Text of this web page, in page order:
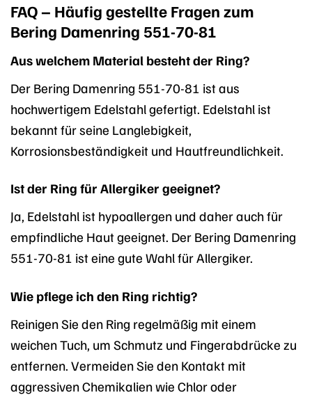
FAQ – Häufig gestellte Fragen zum
Bering Damenring 551-70-81
Aus welchem Material besteht der Ring?
Der Bering Damenring 551-70-81 ist aus
hochwertigem Edelstahl gefertigt. Edelstahl ist
bekannt für seine Langlebigkeit,
Korrosionsbeständigkeit und Hautfreundlichkeit.
Ist der Ring für Allergiker geeignet?
Ja, Edelstahl ist hypoallergen und daher auch für
empfindliche Haut geeignet. Der Bering Damenring
551-70-81 ist eine gute Wahl für Allergiker.
Wie pflege ich den Ring richtig?
Reinigen Sie den Ring regelmäßig mit einem
weichen Tuch, um Schmutz und Fingerabdrücke zu
entfernen. Vermeiden Sie den Kontakt mit
aggressiven Chemikalien wie Chlor oder